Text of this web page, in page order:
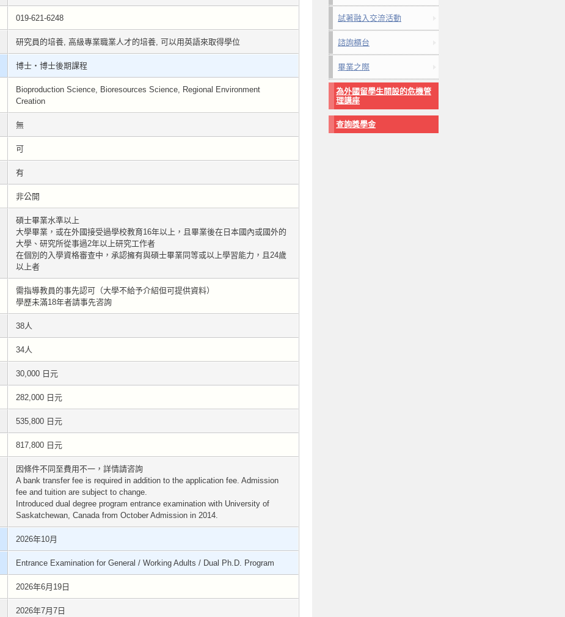
019-621-6248
研究員的培養, 高級專業職業人才的培養, 可以用英語來取得學位
博士・博士後期課程
Bioproduction Science, Bioresources Science, Regional Environment
Creation
無
可
有
非公開
碩士畢業水準以上
大學畢業，或在外國接受過學校教育16年以上，且畢業後在日本國內或國外的
大學、研究所從事過2年以上研究工作者
在個別的入學資格審查中，承認擁有與碩士畢業同等或以上學習能力，且24歲
以上者
需指導教員的事先認可（大學不給予介紹但可提供資料）
學歷未滿18年者請事先咨詢
38人
34人
30,000 日元
282,000 日元
535,800 日元
817,800 日元
因條件不同至費用不一，詳情請咨詢
A bank transfer fee is required in addition to the application fee. Admission
fee and tuition are subject to change.
Introduced dual degree program entrance examination with University of
Saskatchewan, Canada from October Admission in 2014.
2026年10月
Entrance Examination for General / Working Adults / Dual Ph.D. Program
2026年6月19日
2026年7月7日
試著融入交流活動
諮詢櫃台
畢業之際
為外國留學生開設的危機管
理講座
查詢獎學金